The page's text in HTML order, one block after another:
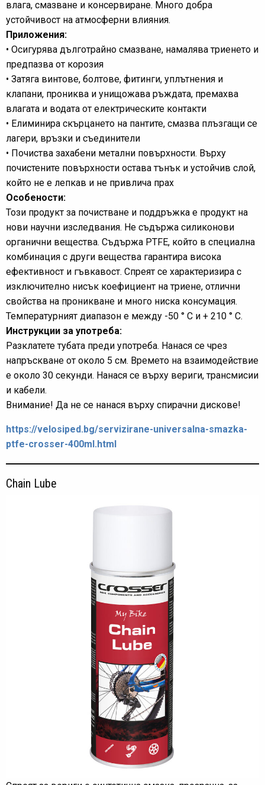
влага, смазване и консервиране. Много добра
устойчивост на атмосферни влияния.
Приложения:
• Осигурява дълготрайно смазване, намалява триенето и
предпазва от корозия
• Затяга винтове, болтове, фитинги, уплътнения и
клапани, прониква и унищожава ръждата, премахва
влагата и водата от електрическите контакти
• Елиминира скърцането на пантите, смазва плъзгащи се
лагери, връзки и съединители
• Почиства захабени метални повърхности. Върху
почистените повърхности остава тънък и устойчив слой,
който не е лепкав и не привлича прах
Особености:
Този продукт за почистване и поддръжка е продукт на
нови научни изследвания. Не съдържа силиконови
органични вещества. Съдържа PTFE, който в специална
комбинация с други вещества гарантира висока
ефективност и гъвкавост. Спреят се характеризира с
изключително нисък коефициент на триене, отлични
свойства на проникване и много ниска консумация.
Температурният диапазон е между -50 ° C и + 210 ° C.
Инструкции за употреба:
Разклатете тубата преди употреба. Нанася се чрез
напръскване от около 5 см. Времето на взаимодействие
е около 30 секунди. Нанася се върху вериги, трансмисии
и кабели.
Внимание! Да не се нанася върху спирачни дискове!
https://velosiped.bg/servizirane-universalna-smazka-
ptfe-crosser-400ml.html
Chain Lube